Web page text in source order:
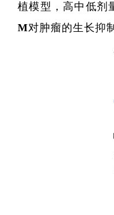
植模型，高中低剂
M对肿瘤的生长抑